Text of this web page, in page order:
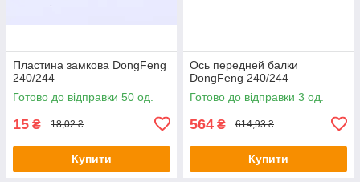
Пластина замкова DongFeng
240/244
Готово до відправки 50 од.
15 ₴ 18,02 ₴
Купити
Ось передней балки
DongFeng 240/244
Готово до відправки 3 од.
564 ₴ 614,93 ₴
Купити